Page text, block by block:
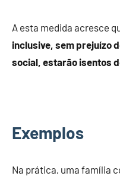
A esta medida acresce
inclusive, sem prejuízo
social, estarão isentos
Exemplos
Na prática, uma família